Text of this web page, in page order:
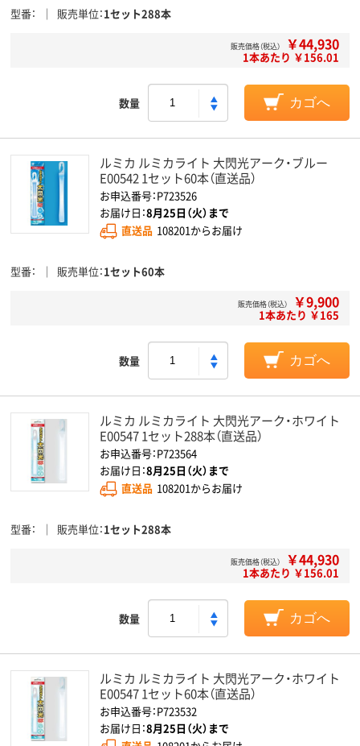
型番 販売単位 1セット288本
販売価格（税込） ￥44,930
1本あたり ￥156.01
数量 カゴへ
ルミカ ルミカライト 大閃光アーク・ブルー
E00542 1セット60本（直送品）
お申込番号：P723526
お届け日：8月25日（火）まで
直送品 108201からお届け
型番 販売単位 1セット60本
販売価格（税込） ￥9,900
1本あたり ￥165
数量 カゴへ
ルミカ ルミカライト 大閃光アーク・ホワイト
E00547 1セット288本（直送品）
お申込番号：P723564
お届け日：8月25日（火）まで
直送品 108201からお届け
型番 販売単位 1セット288本
販売価格（税込） ￥44,930
1本あたり ￥156.01
数量 カゴへ
ルミカ ルミカライト 大閃光アーク・ホワイト
E00547 1セット60本（直送品）
お申込番号：P723532
お届け日：8月25日（火）まで